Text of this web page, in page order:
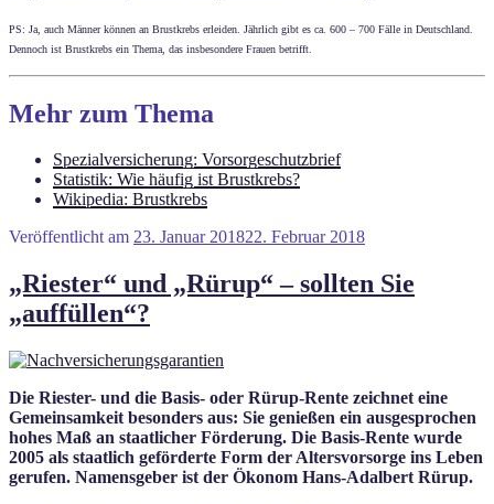
PS: Ja, auch Männer können an Brustkrebs erleiden. Jährlich gibt es ca. 600 – 700 Fälle in Deutschland.
Dennoch ist Brustkrebs ein Thema, das insbesondere Frauen betrifft.
Mehr zum Thema
Spezialversicherung: Vorsorgeschutzbrief
Statistik: Wie häufig ist Brustkrebs?
Wikipedia: Brustkrebs
Veröffentlicht am 23. Januar 201822. Februar 2018
„Riester“ und „Rürup“ – sollten Sie
„auffüllen“?
Die Riester- und die Basis- oder Rürup-Rente zeichnet eine
Gemeinsamkeit besonders aus: Sie genießen ein ausgesprochen
hohes Maß an staatlicher Förderung. Die Basis-Rente wurde
2005 als staatlich geförderte Form der Altersvorsorge ins Leben
gerufen. Namensgeber ist der Ökonom Hans-Adalbert Rürup.